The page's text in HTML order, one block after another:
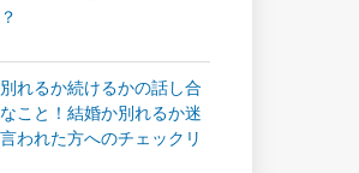
別れるか続けるかの話し合
こと！結婚か別れるか迷
われた方へのチェックリ